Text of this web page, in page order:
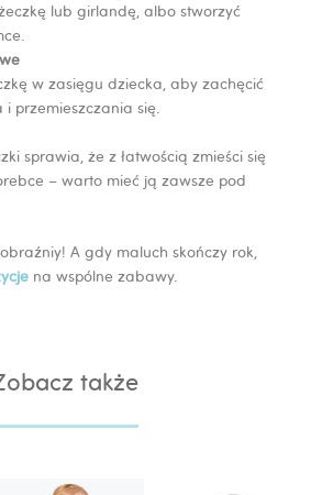
lub girlandę, albo stworzyć
w zasięgu dziecka, aby zachęcić
przemieszczania się.
sprawia, że z łatwością zmieści się
– warto mieć ją zawsze pod
A gdy maluch skończy rok,
na wspólne zabawy.
także